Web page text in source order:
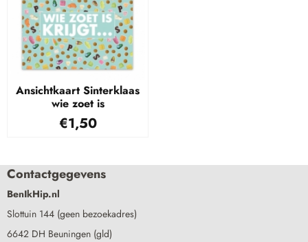
Ansichtkaart Sinterklaas
wie zoet is
€1,50
Contactgegevens
BenIkHip.nl
Slottuin 144 (geen bezoekadres)
6642 DH Beuningen (gld)